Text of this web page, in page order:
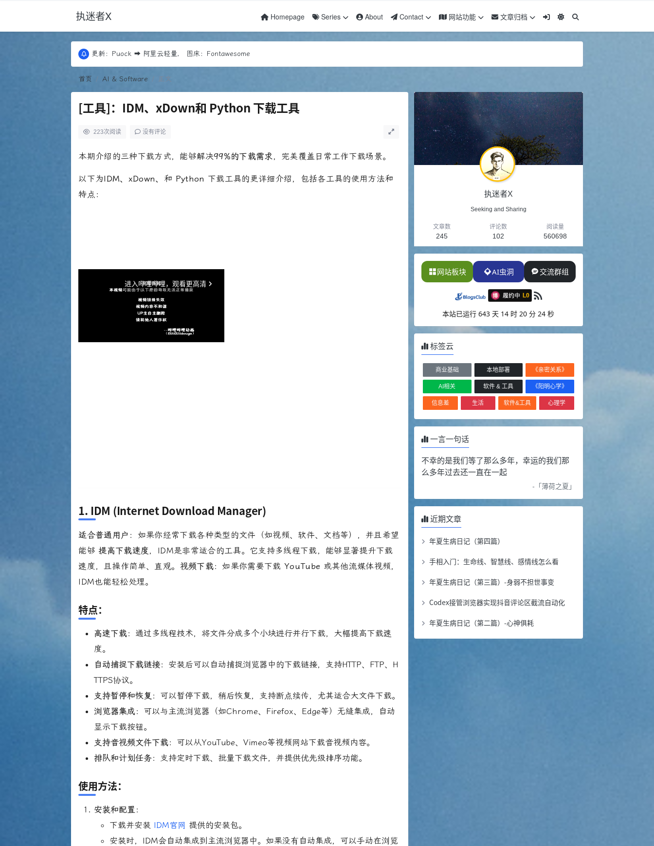
执迷者X Homepage Series About Contact 网站功能 文章归档
更新：Puock ➡ 阿里云轻量， 图床：Fontawesome
近期优化：Edgeone+COS存储+回源，Codex
更新：Puock ➡ 阿里云轻量， 图床：Fontawesome
近期优化：Edgeone+COS存储+回源，Codex
首页 AI & Software 正文
[工具]：IDM、xDown和 Python 下载工具
223次阅读 没有评论
本期介绍的三种下载方式，能够解决99%的下载需求，完美覆盖日常工作下载场景。
以下为IDM、xDown、 和 Python 下载工具的更详细介绍，包括各工具的使用方法和
特点：
1. IDM (Internet Download Manager)
适合普通用户 ：如果你经常下载各种类型的文件（如视频、软件、文档等），并且希望
能够 提高下载速度，IDM是非常适合的工具。它支持多线程下载，能够显著提升下载
速度，且操作简单、直观。 视频下载：如果你需要下载 YouTube 或其他流媒体视频，
IDM也能轻松处理。
特点：
高速下载：通过多线程技术，将文件分成多个小块进行并行下载，大幅提高下载速
度。
自动捕捉下载链接：安装后可以自动捕捉浏览器中的下载链接，支持HTTP、FTP、H
TTPS协议。
支持暂停和恢复 ：可以暂停下载，稍后恢复，支持断点续传，尤其适合大文件下载。
浏览器集成：可以与主流浏览器（如Chrome、Firefox、Edge等）无缝集成，自动
显示下载按钮。
支持音视频文件下载：可以从YouTube、Vimeo等视频网站下载音视频内容。
排队和计划任务：支持定时下载、批量下载文件，并提供优先级排序功能。
使用方法：
安装和配置 ：
下载并安装 IDM官网 提供的安装包。
安装时，IDM会自动集成到主流浏览器中。如果没有自动集成，可以手动在浏览
执迷者X
Seeking and Sharing
文章数
245
评论数
102
阅读量
560698
网站板块 AI虫洞 交流群组
本站已运行643 天 14 时 20 分 27 秒
标签云
商业基础 本地部署 《亲密关系》
AI相关 软件 & 工具 《阳明心学》
信息差 生活 软件&工具 心理学
一言一句话
不幸的是我们等了那么多年，幸运的我们那
么多年过去还一直在一起
-「 薄荷之夏 」
近期文章
年夏生病日记（第四篇）
手相入门：生命线、智慧线、感情线怎么看
年夏生病日记（第三篇）-身弱不担世事变
Codex接管浏览器实现抖音评论区截流自动化
年夏生病日记（第二篇）-心神俱耗